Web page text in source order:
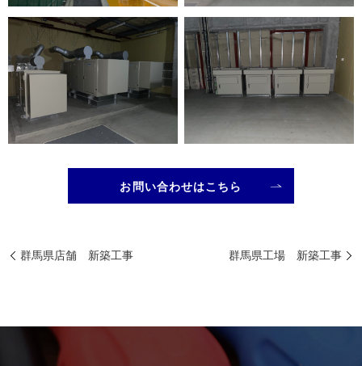
お問い合わせはこちら
群馬県店舗 新築工事 群馬県工場 新築工事